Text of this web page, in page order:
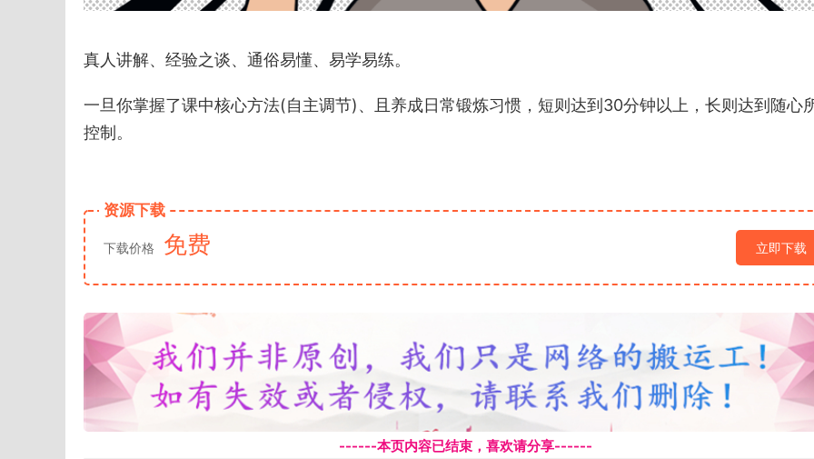
真人讲解、经验之谈、通俗易懂、易学易练。
一旦你掌握了课中核心方法(自主调节)、且养成日常锻炼习惯，短则达到30分钟以上，长则达到随心
控制。
资源下载
下载价格 免费 立即下载
------本页内容已结束，喜欢请分享------